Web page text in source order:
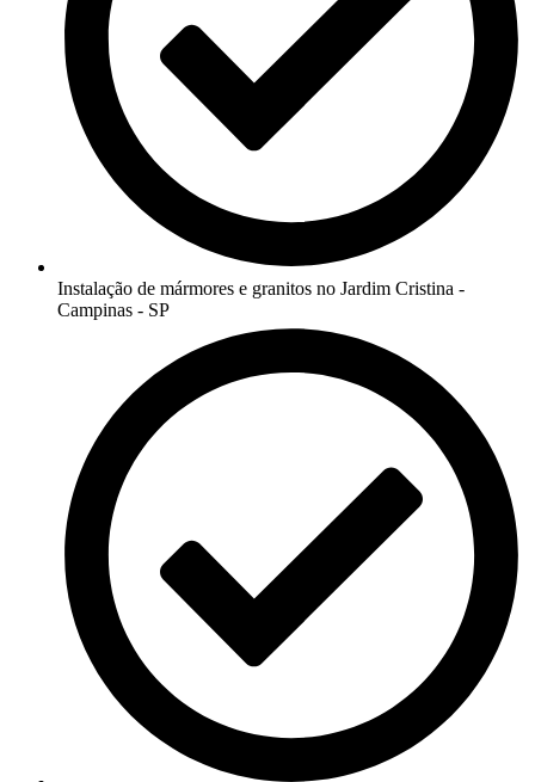
Instalação de mármores e granitos no Jardim Cristina -
Campinas - SP